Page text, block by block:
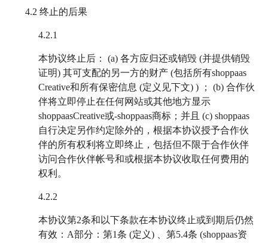
4.2 终止的后果
4.2.1
本协议终止后： (a) 各方应归还或销毁 (并提供销毁
证明) 其可支配的另一方的财产 (包括所有shoppaas
Creative和所有保密信息 (定义见下文) ) ； (b) 合作伙
伴将立即停止在任何网站或其他地方显示
shoppaasCreative或-shoppaas商标；并且 (c) shoppaas
自行决定另作约定除外的，根据本协议授予合作伙
伴的所有权利将立即终止，包括但不限于合作伙伴
访问合作伙伴帐号和或根据本协议收取任何费用的
权利。
4.2.2
本协议第2条和以下条款在本协议终止或到期后仍然
有效：A部分：第1条 (定义) 、第5.4条 (shoppaas资